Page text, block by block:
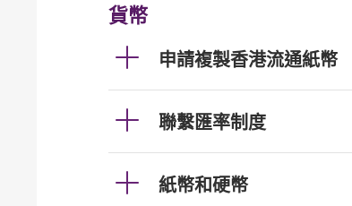
貨幣
申請複製香港流通紙幣
聯繫匯率制度
紙幣和硬幣